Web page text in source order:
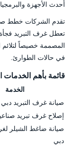
أحدث الأجهزة
تقدم الشركات خطط
تعطل غرف التبريد
المصممة خصيصاً لتلائم
في حالات الطوارئ.
قائمة بأهم الخدمات
الخدمة
صيانة غرف التبريد دبي
إصلاح غرف تبريد
صيانة ضاغط الشيلر
دبي